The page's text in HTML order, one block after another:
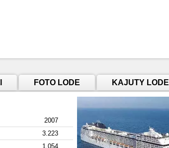
FOTO LODE KAJUTY LODE
2007
3.223
1.054